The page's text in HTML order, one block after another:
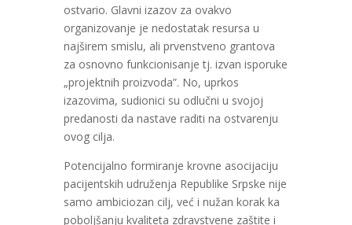
ostvario. Glavni izazov za ovakvo
organizovanje je nedostatak resursa u
najširem smislu, ali prvenstveno grantova
za osnovno funkcionisanje tj. izvan isporuke
„projektnih proizvoda”. No, uprkos
izazovima, sudionici su odlučni u svojoj
predanosti da nastave raditi na ostvarenju
ovog cilja.
Potencijalno formiranje krovne asocijaciju
pacijentskih udruženja Republike Srpske nije
samo ambiciozan cilj, već i nužan korak ka
poboljšanju kvaliteta zdravstvene zaštite i